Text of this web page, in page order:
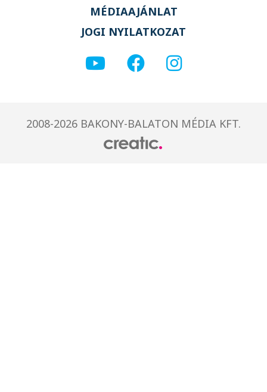
MÉDIAAJÁNLAT
JOGI NYILATKOZAT
2008-2026 BAKONY-BALATON MÉDIA KFT.